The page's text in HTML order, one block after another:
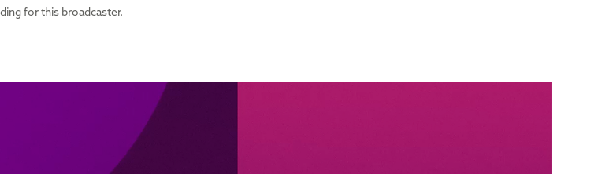
for this broadcaster.